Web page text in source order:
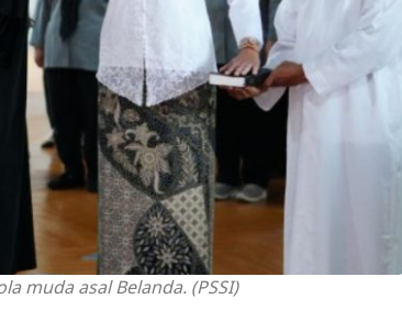
muda asal Belanda. (PSSI)